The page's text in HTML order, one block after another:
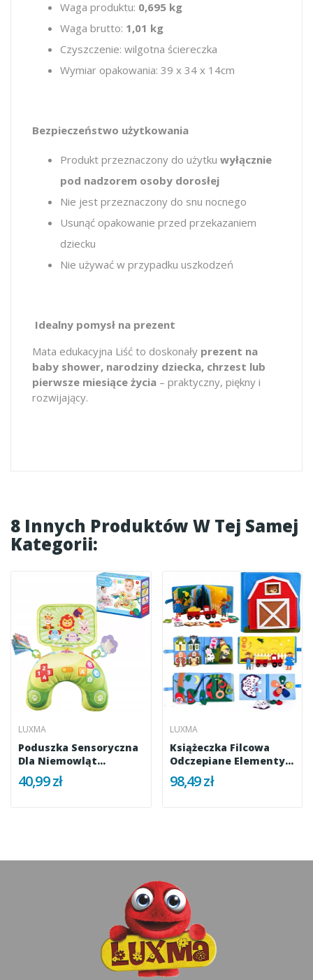
Waga produktu: 0,695 kg
Waga brutto: 1,01 kg
Czyszczenie: wilgotna ściereczka
Wymiar opakowania: 39 x 34 x 14cm
Bezpieczeństwo użytkowania
Produkt przeznaczony do użytku wyłącznie
pod nadzorem osoby dorosłej
Nie jest przeznaczony do snu nocnego
Usunąć opakowanie przed przekazaniem
dziecku
Nie używać w przypadku uszkodzeń
Idealny pomysł na prezent
Mata edukacyjna Liść to doskonały prezent na
baby shower, narodziny dziecka, chrzest lub
pierwsze miesiące życia – praktyczny, piękny i
rozwijający.
8 Innych Produktów W Tej Samej
Kategorii:
LUXMA
Poduszka Sensoryczna
Dla Niemowląt
Edukacyjna Z...
40,99 zł
LUXMA
Książeczka Filcowa
Odczepiane Elementy
Tablica...
98,49 zł